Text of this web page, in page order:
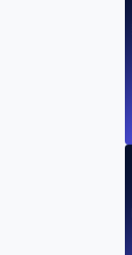
les tests de
Applications